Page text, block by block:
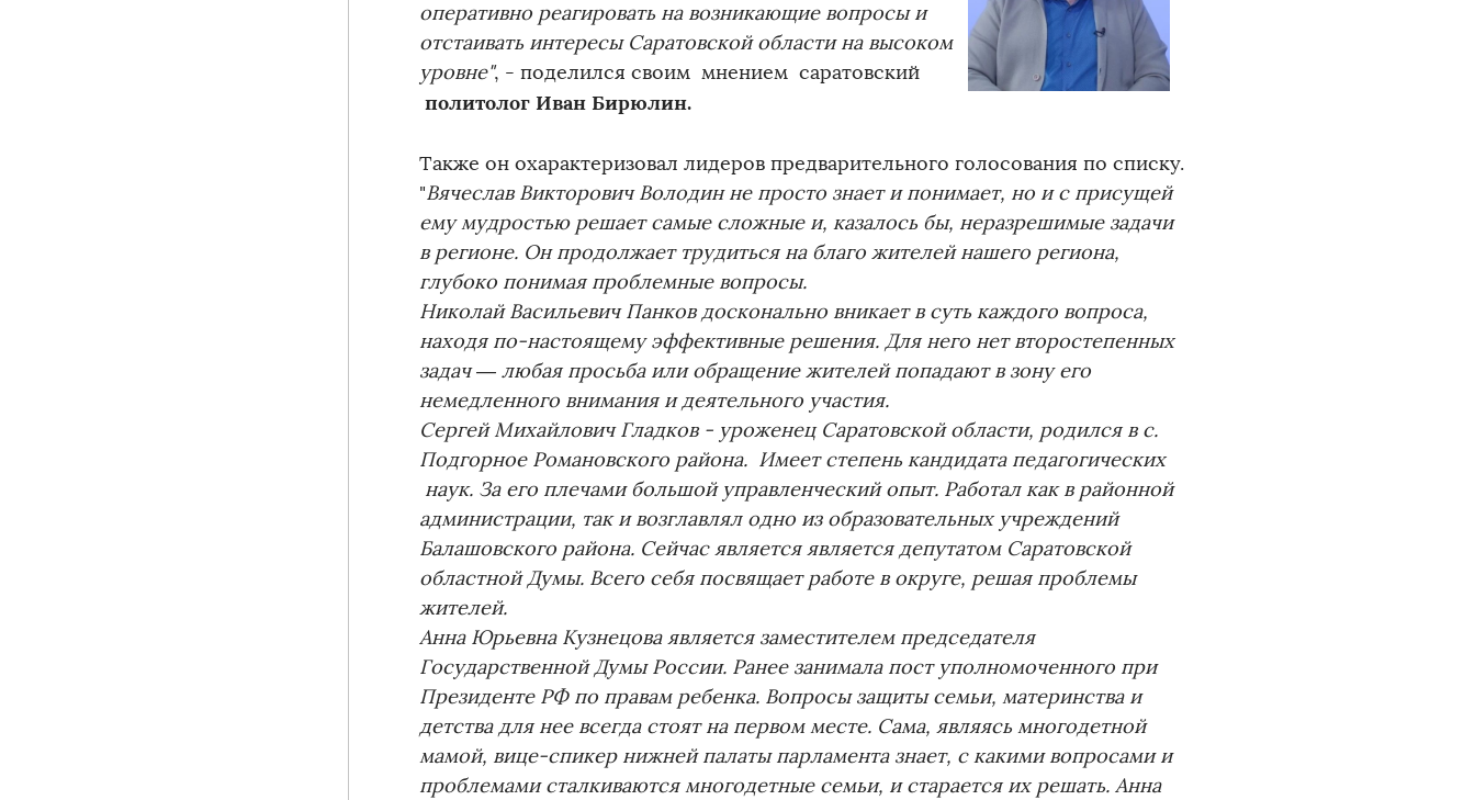
оперативно реагировать на возникающие вопросы и
отстаивать интересы Саратовской области на высоком
уровне", - поделился своим мнением саратовский
политолог Иван Бирюлин.
Также он охарактеризовал лидеров предварительного голосования по списку.
"Вячеслав Викторович Володин не просто знает и понимает, но и с присущей
ему мудростью решает самые сложные и, казалось бы, неразрешимые задачи
в регионе. Он продолжает трудиться на благо жителей нашего региона,
глубоко понимая проблемные вопросы.
Николай Васильевич Панков досконально вникает в суть каждого вопроса,
находя по-настоящему эффективные решения. Для него нет второстепенных
задач — любая просьба или обращение жителей попадают в зону его
немедленного внимания и деятельного участия.
Сергей Михайлович Гладков - уроженец Саратовской области, родился в с.
Подгорное Романовского района. Имеет степень кандидата педагогических
наук. За его плечами большой управленческий опыт. Работал как в районной
администрации, так и возглавлял одно из образовательных учреждений
Балашовского района. Сейчас является является депутатом Саратовской
областной Думы. Всего себя посвящает работе в округе, решая проблемы
жителей.
Анна Юрьевна Кузнецова является заместителем председателя
Государственной Думы России. Ранее занимала пост уполномоченного при
Президенте РФ по правам ребенка. Вопросы защиты семьи, материнства и
детства для нее всегда стоят на первом месте. Сама, являясь многодетной
мамой, вице-спикер нижней палаты парламента знает, с какими вопросами и
проблемами сталкиваются многодетные семьи, и старается их решать. Анна